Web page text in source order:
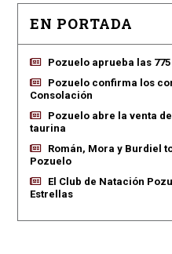
EN PORTADA
Pozuelo aprueba las
Pozuelo confirma los
Consolación
Pozuelo abre la venta
taurina
Román, Mora y Burdiel
Pozuelo
El Club de Natación
Estrellas